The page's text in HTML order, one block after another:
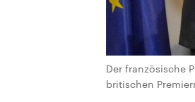
Der französische
britischen